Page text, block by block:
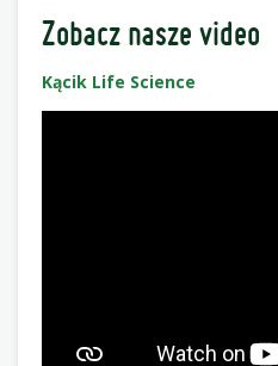
Zobacz nasze video
Kącik Life Science